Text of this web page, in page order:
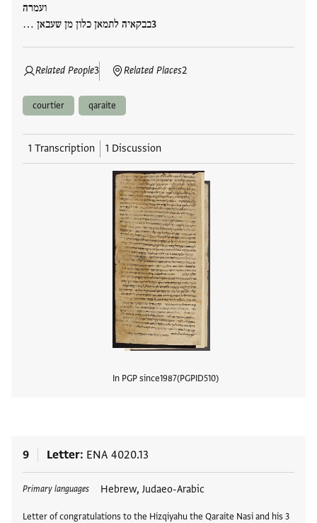
ועמרה
בבקאיה לתמאן כלון מן שעבאן …
Related People3 Related Places2
courtier qaraite
1 Transcription 1 Discussion
In PGP since1987 PGPID510
9 Letter ENA 4020.13
Primary languages Hebrew, Judaeo-Arabic
Letter of congratulations to the Hizqiyahu the Qaraite Nasi and his 3
Tags